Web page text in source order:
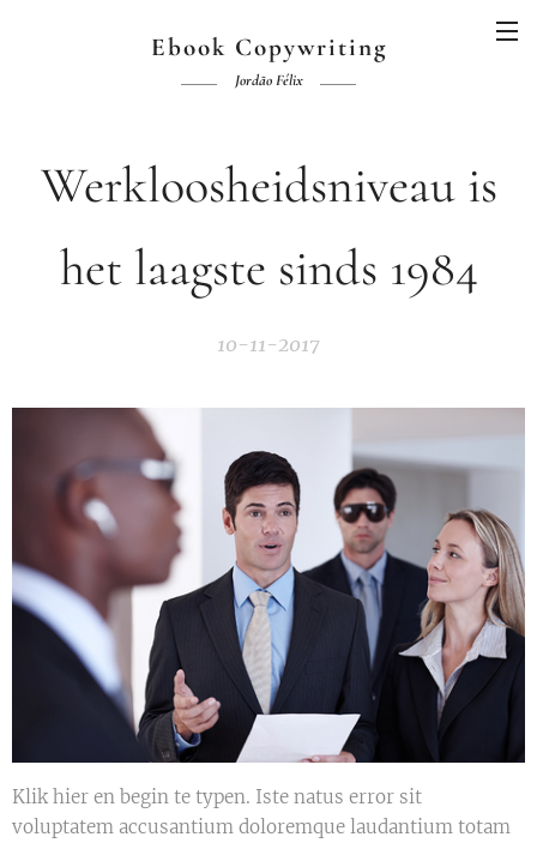
Ebook Copywriting
Jordão Félix
Werkloosheidsniveau is
het laagste sinds 1984
10-11-2017
Klik hier en begin te typen. Iste natus error sit
voluptatem accusantium doloremque laudantium totam